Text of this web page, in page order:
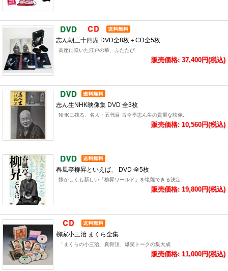
志ん朝三十四席 DVD全8枚＋CD全5枚
高座に咲いた江戸の華、ふたたび
販売価格: 37,400円(税込)
志ん生NHK映像集 DVD 全3枚
NHKに残る、名人・五代目 古今亭志ん生の貴重な映像..
販売価格: 10,560円(税込)
春風亭柳昇といえば、 DVD 全5枚
懐かしくも新しい「柳昇ワールド」を堪能できる決定..
販売価格: 19,800円(税込)
柳家小三治 まくら全集
「まくらの小三治」真骨頂、爆笑トークの集大成
販売価格: 11,000円(税込)